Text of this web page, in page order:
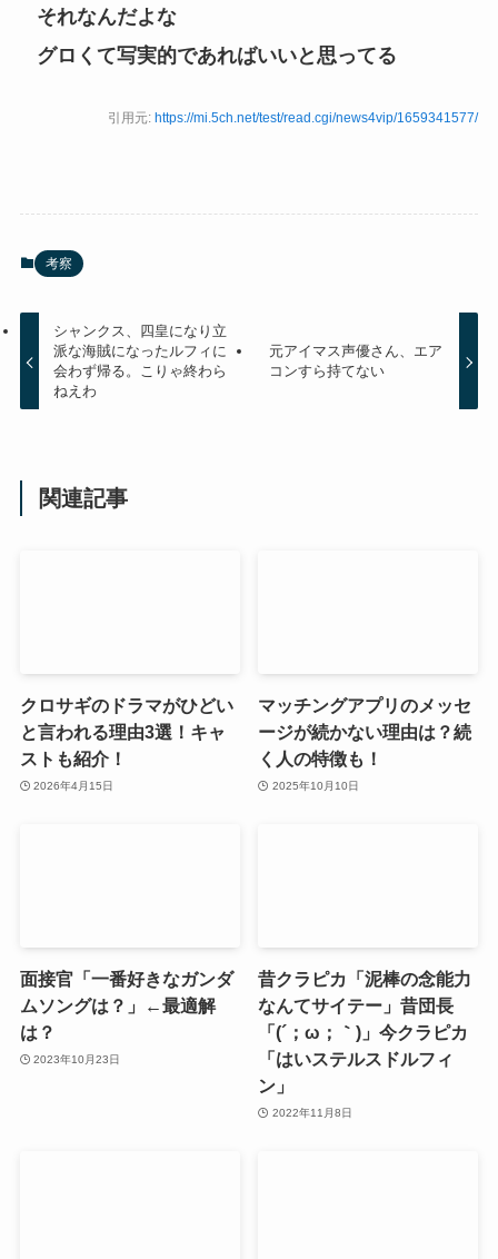
それなんだよな
グロくて写実的であればいいと思ってる
引用元: https://mi.5ch.net/test/read.cgi/news4vip/1659341577/
考察
シャンクス、四皇になり立
派な海賊になったルフィに
会わず帰る。こりゃ終わら
ねえわ
元アイマス声優さん、エア
コンすら持てない
関連記事
クロサギのドラマがひどい
と言われる理由3選！キャ
ストも紹介！
2026年4月15日
マッチングアプリのメッセ
ージが続かない理由は？続
く人の特徴も！
2025年10月10日
面接官「一番好きなガンダ
ムソングは？」←最適解
は？
2023年10月23日
昔クラピカ「泥棒の念能力
なんてサイテー」昔団長
「(´；ω；｀)」今クラピカ
「はいステルスドルフィ
ン」
2022年11月8日